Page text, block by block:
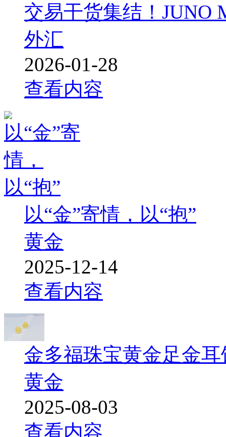
交易干货集结！JUNO
外汇
2026-01-28
查看内容
以“金”寄情，以“抱”
黄金
2025-12-14
查看内容
金多福珠宝黄金足金耳
黄金
2025-08-03
查看内容